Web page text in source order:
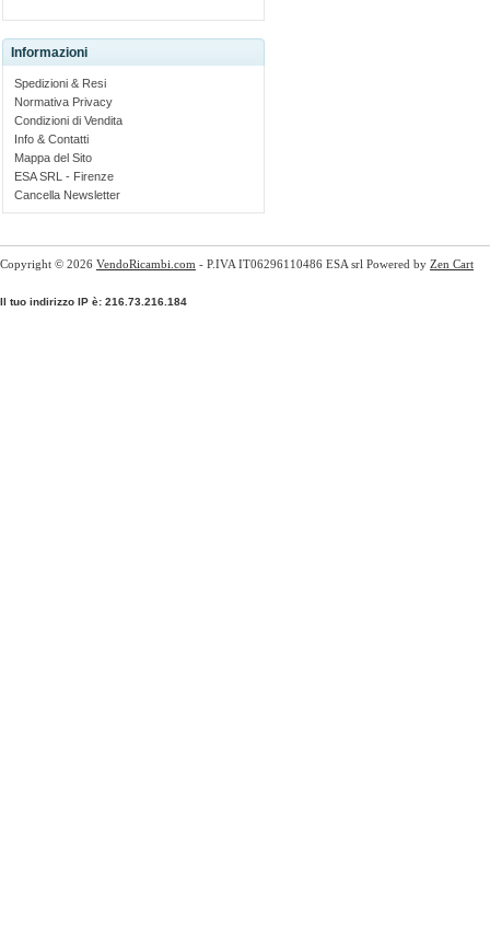
Informazioni
Spedizioni & Resi
Normativa Privacy
Condizioni di Vendita
Info & Contatti
Mappa del Sito
ESA SRL - Firenze
Cancella Newsletter
Copyright © 2026 VendoRicambi.com - P.IVA IT06296110486 ESA srl Powered by Zen Cart
Il tuo indirizzo IP è: 216.73.216.184